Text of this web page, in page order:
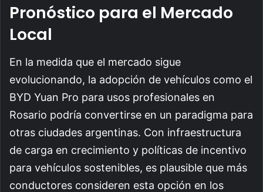
Pronóstico para el Mercado
Local
En la medida que el mercado sigue
evolucionando, la adopción de vehículos como el
BYD Yuan Pro para usos profesionales en
Rosario podría convertirse en un paradigma para
otras ciudades argentinas. Con infraestructura
de carga en crecimiento y políticas de incentivo
para vehículos sostenibles, es plausible que más
conductores consideren esta opción en los